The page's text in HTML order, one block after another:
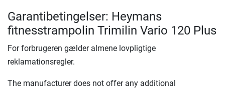
Garantibetingelser: Heymans
fitnesstrampolin Trimilin Vario 120 Plus
For forbrugeren gælder almene lovpligtige
reklamationsregler.
The manufacturer does not offer any additional